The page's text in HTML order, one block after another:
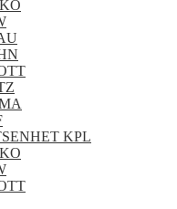
KPL